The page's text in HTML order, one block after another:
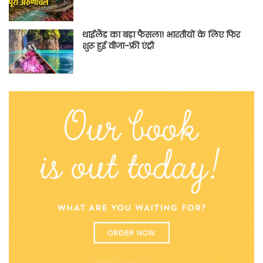
थाईलैंड का बड़ा फैसला! भारतीयों के लिए फिर
शुरू हुई वीजा-फ्री एंट्री